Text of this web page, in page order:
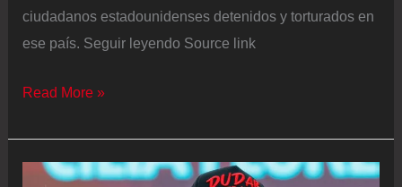
ciudadanos estadounidenses detenidos y torturados en
ese país. Seguir leyendo Source link
El
de
Trump
Read More »